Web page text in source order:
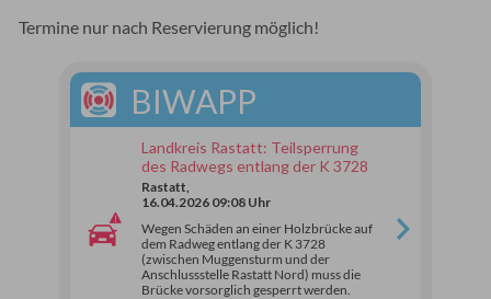
Termine nur nach Reservierung möglich!
BIWAPP
Landkreis Rastatt: Teilsperrung
des Radwegs entlang der K 3728
Rastatt,
16.04.2026 09:08 Uhr
Wegen Schäden an einer Holzbrücke auf
dem Radweg entlang der K 3728
(zwischen Muggensturm und der
Anschlussstelle Rastatt Nord) muss die
Brücke vorsorglich gesperrt werden.